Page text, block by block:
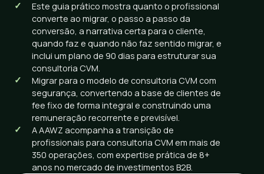
Este guia prático mostra quanto o profissional
converte ao migrar, o passo a passo da
conversão, a narrativa certa para o cliente,
quando faz e quando não faz sentido migrar, e
inclui um plano de 90 dias para estruturar sua
consultoria CVM.
Migrar para o modelo de consultoria CVM com
segurança, convertendo a base de clientes de
fee fixo de forma integral e construindo uma
remuneração recorrente e previsível.
A AAWZ acompanha a transição de
profissionais para consultoria CVM em mais de
350 operações, com expertise prática de 8+
anos no mercado de investimentos B2B.